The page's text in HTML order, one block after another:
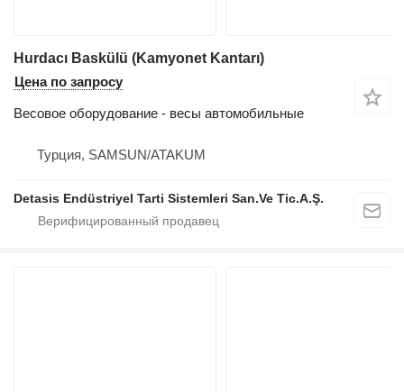
Hurdacı Baskülü (Kamyonet Kantarı)
Цена по запросу
Весовое оборудование - весы автомобильные
Турция, SAMSUN/ATAKUM
Detasis Endüstriyel Tarti Sistemleri San.Ve Tic.A.Ş.